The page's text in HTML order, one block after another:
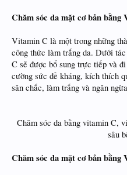
Chăm sóc da mặt cơ bản bằng
Vitamin C là một trong những
công thức làm trắng da. Dưới
C sẽ được bổ sung trực tiếp và
cường sức đề kháng, kích thích
săn chắc, làm trắng và ngăn
Chăm sóc da bằng vitamin C,
sâu
Chăm sóc da mặt cơ bản bằng